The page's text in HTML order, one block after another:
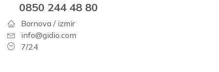
0850 244 48 80
Bornova / izmir
info@gidio.com
7/24